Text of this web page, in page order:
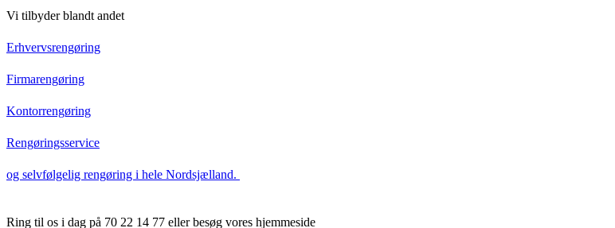
Vi tilbyder blandt andet
Erhvervsrengøring
Firmarengøring
Kontorrengøring
Rengøringsservice
og selvfølgelig rengøring i hele Nordsjælland.
Ring til os i dag på 70 22 14 77 eller besøg vores hjemmeside